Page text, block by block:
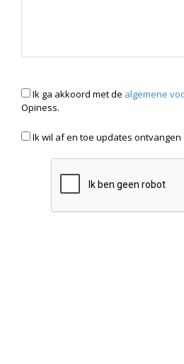
Ik ga akkoord met de algemene
Opiness.
Ik wil af en toe updates ontvangen